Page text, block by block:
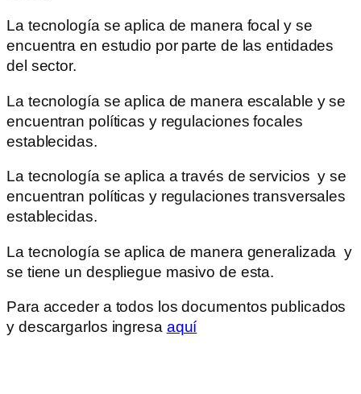
La tecnología se aplica de manera focal y se
encuentra en estudio por parte de las entidades
del sector.
La tecnología se aplica de manera escalable y se
encuentran políticas y regulaciones focales
establecidas.
La tecnología se aplica a través de servicios y se
encuentran políticas y regulaciones transversales
establecidas.
La tecnología se aplica de manera generalizada y
se tiene un despliegue masivo de esta.
Para acceder a todos los documentos publicados
y descargarlos ingresa aquí